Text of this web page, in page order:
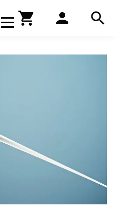
Avaa navigaatio
Hae